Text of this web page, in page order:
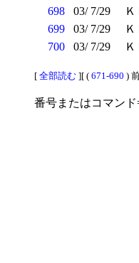
698
03/ 7/29 Ｋ
699
03/ 7/29 Ｋ
700
03/ 7/29 Ｋ
[ 全部読む ][ ( 671-690 )
番号またはコマンド